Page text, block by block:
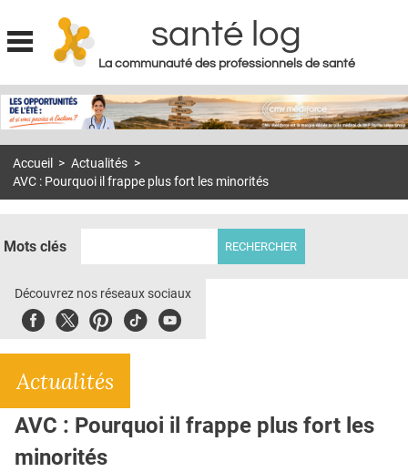
Jump to navigation
santé log
La communauté des professionnels de santé
MON COMPTE
S'ABONNER À LA REVUE SOIN À DOMICILE
DOSSIERS
E-REVUE SAD
L'APP
QUI SOMMES-NOUS ?
PUBLICITÉ
Accueil > Actualités >
AVC : Pourquoi il frappe plus fort les minorités
Mots clés
Découvrez nos réseaux sociaux
FacebookTwitterPinterest
TiktokYoubute
Actualités
AVC : Pourquoi il frappe plus fort les
minorités